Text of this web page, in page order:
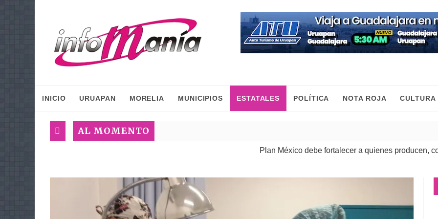
INICIO URUAPAN MORELIA MUNICIPIOS ESTATALES POLÍTICA NOTA ROJA CULTURA
AL MOMENTO
Plan México debe fortalecer a quienes producen, comercian y